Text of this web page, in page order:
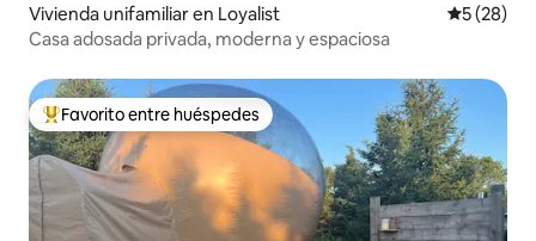
Vivienda unifamiliar en Loyalist
5 (28)
Casa adosada privada, moderna y espaciosa
Favorito entre los huéspedes más destacados
Favorito entre huéspedes